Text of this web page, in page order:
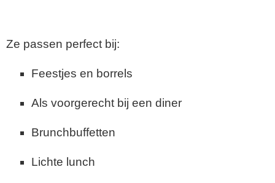
Ze passen perfect bij:
Feestjes en borrels
Als voorgerecht bij een diner
Brunchbuffetten
Lichte lunch